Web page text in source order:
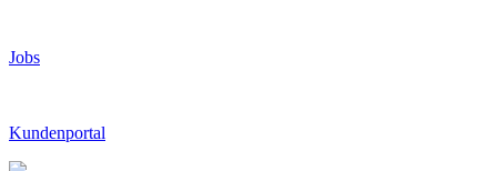
Jobs
Kundenportal